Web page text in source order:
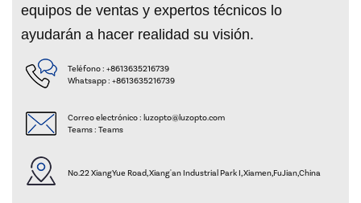
equipos de ventas y expertos técnicos lo
ayudarán a hacer realidad su visión.
Teléfono : +8613635216739
Whatsapp : +8613635216739
Correo electrónico : luzopto@luzopto.com
Teams : Teams
No.22 XiangYue Road, Xiang'an Industrial Park I, Xiamen,FuJian,China